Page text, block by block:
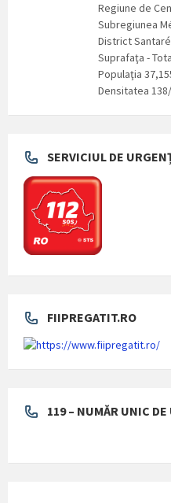
Regiune de
Subregiunea
District
Suprafaţa -
Populaţia
Densitatea
SERVICIUL DE
FIIPREGATIT.RO
119 – NUMĂR UNIC